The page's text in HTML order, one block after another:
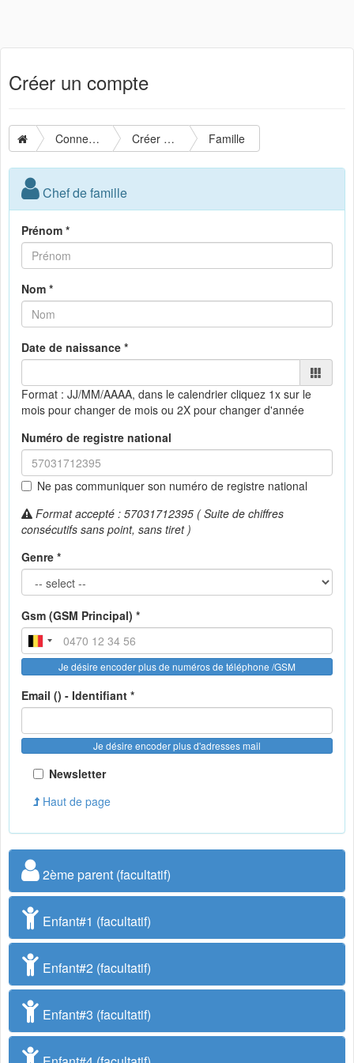
Créer un compte
Connexion Créer un compte Famille
Chef de famille
Prénom *
Nom *
Date de naissance *
Format : JJ/MM/AAAA, dans le calendrier cliquez 1x sur le
mois pour changer de mois ou 2X pour changer d'année
Numéro de registre national
Ne pas communiquer son numéro de registre national
Format accepté : 57031712395 ( Suite de chiffres
consécutifs sans point, sans tiret )
Genre *
Gsm (GSM Principal) *
Je désire encoder plus de numéros de téléphone /GSM
Email () - Identifiant *
Je désire encoder plus d'adresses mail
Newsletter
Haut de page
2ème parent (facultatif)
Enfant#1 (facultatif)
Enfant#2 (facultatif)
Enfant#3 (facultatif)